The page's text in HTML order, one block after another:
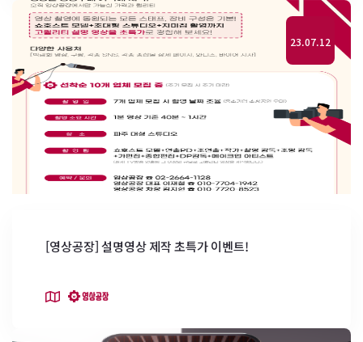
23.07.12
[영상공장] 설명영상 제작 초특가 이벤트!